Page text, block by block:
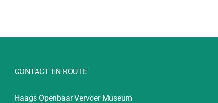
CONTACT EN ROUTE
Haags Openbaar Vervoer Museum